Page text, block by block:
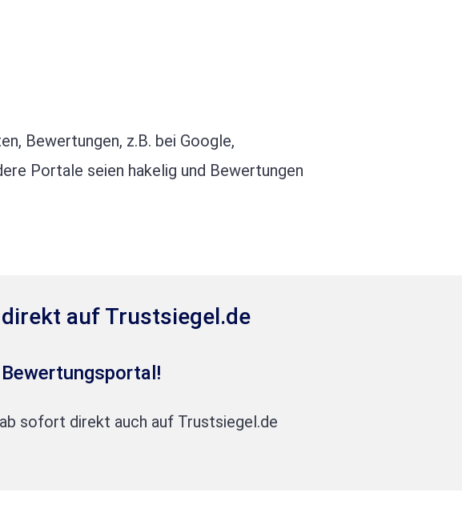
Bewertungen, z.B. bei Google,
Portale seien hakelig und Bewertungen
auf Trustsiegel.de
sofort direkt auch auf Trustsiegel.de